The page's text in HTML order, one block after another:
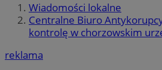
Wiadomości lokalne
Centralne Biuro
kontrolę w chorzowskim
reklama